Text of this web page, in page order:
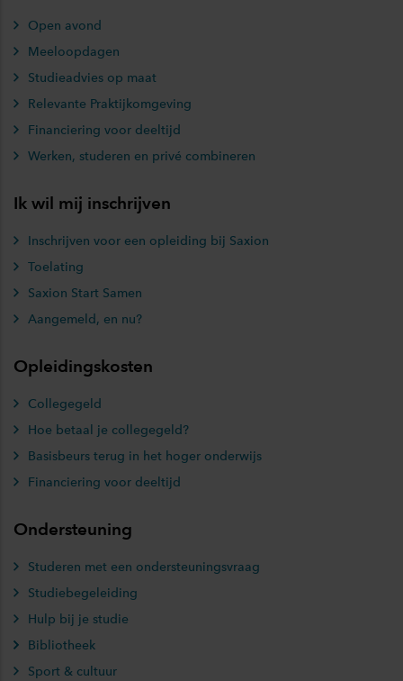
Open avond
Meeloopdagen
Studieadvies op maat
Relevante Praktijkomgeving
Financiering voor deeltijd
Werken, studeren en privé combineren
Ik wil mij inschrijven
Inschrijven voor een opleiding bij Saxion
Toelating
Saxion Start Samen
Aangemeld, en nu?
Opleidingskosten
Collegegeld
Hoe betaal je collegegeld?
Basisbeurs terug in het hoger onderwijs
Financiering voor deeltijd
Ondersteuning
Studeren met een ondersteuningsvraag
Studiebegeleiding
Hulp bij je studie
Bibliotheek
Sport & cultuur